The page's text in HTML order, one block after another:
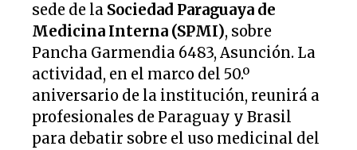
sede de la Sociedad Paraguaya de
Medicina Interna (SPMI), sobre
Pancha Garmendia 6483, Asunción. La
actividad, en el marco del 50.º
aniversario de la institución, reunirá a
profesionales de Paraguay y Brasil
para debatir sobre el uso medicinal del